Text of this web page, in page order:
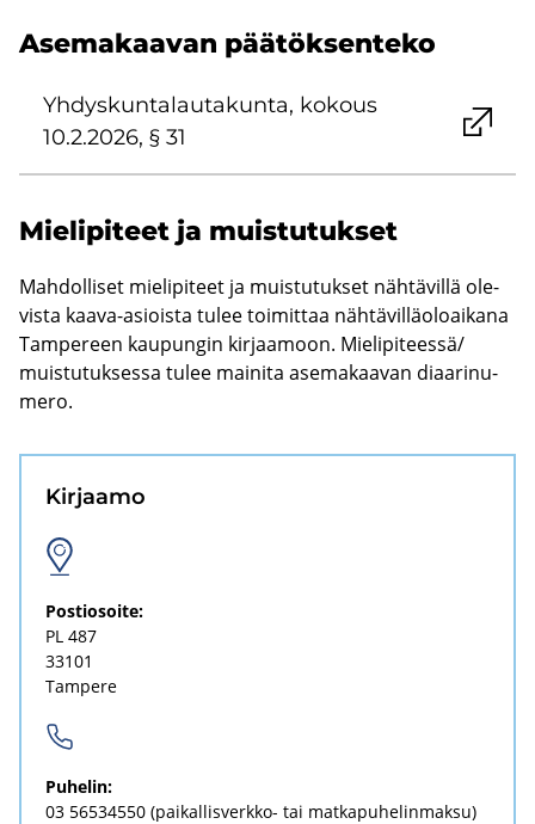
Ase­ma­kaa­van pää­tök­sen­te­ko
Yh­dys­kun­ta­lau­ta­kun­ta, ko­kous
10.2.2026, § 31
Mie­li­pi­teet ja muis­tu­tuk­set
Mah­dol­li­set mie­li­pi­teet ja muis­tu­tuk­set näh­tä­vil­lä ole­
vis­ta kaava-​asioista tulee toi­mit­taa näh­tä­vil­lä­oloai­ka­na
Tam­pe­reen kau­pun­gin kir­jaa­moon. Mie­li­pi­tees­sä/
muis­tu­tuk­ses­sa tulee mai­ni­ta ase­ma­kaa­van di­aa­ri­nu­
me­ro.
Kir­jaa­mo
Pos­tio­soi­te:
PL 487
33101
Tam­pe­re
Pu­he­lin:
03 56534550 (paikallisverkko-​ tai mat­ka­pu­he­lin­mak­su)